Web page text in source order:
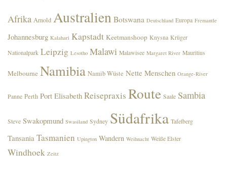
Afrika Arnold Australien Botswana Deutschland Europa Fremantle
Johannesburg Kalahari Kapstadt Keetmanshoop Knysna Krüger
Nationalpark Leipzig Lesotho Malawi Malawisee Margaret River Mauritius
Melbourne Namibia Namib Wüste Nette Menschen Orange-River
Panne Perth Port Elisabeth Reisepraxis Route Saale Sambia
Steve Swakopmund Swasiland Sydney Südafrika Tafelberg
Tansania Tasmanien Upington Wandern Weihnacht Weiße Elster
Windhoek Zeitz